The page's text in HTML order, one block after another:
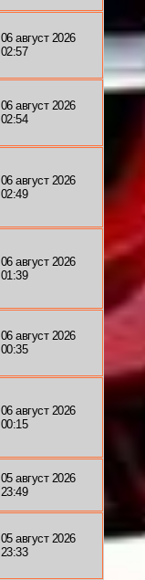
06 август 2026
02:57
06 август 2026
02:54
06 август 2026
02:49
06 август 2026
01:39
06 август 2026
00:35
06 август 2026
00:15
05 август 2026
23:49
05 август 2026
23:33